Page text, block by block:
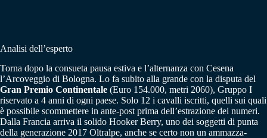
Analisi dell’esperto
Torna dopo la consueta pausa estiva e l’alternanza con Cesena
l’Arcoveggio di Bologna. Lo fa subito alla grande con la disputa del
Gran Premio Continentale (Euro 154.000, metri 2060), Gruppo I
riservato a 4 anni di ogni paese. Solo 12 i cavalli iscritti, quelli sui quali
è possibile scommettere in ante-post prima dell’estrazione dei numeri.
Dalla Francia arriva il solido Hooker Berry, uno dei soggetti di punta
della generazione 2017 Oltralpe, anche se certo non un ammazza-